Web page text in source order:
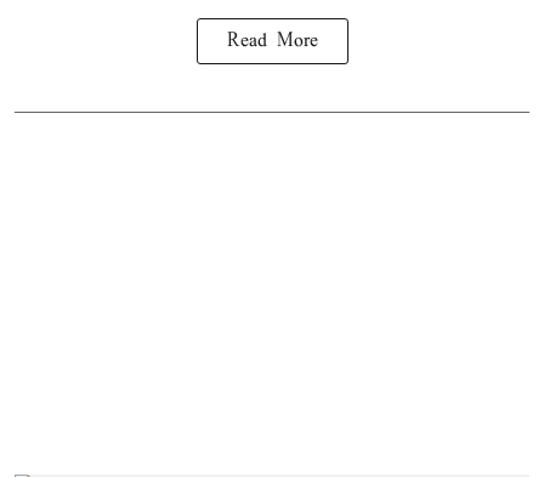
Read More